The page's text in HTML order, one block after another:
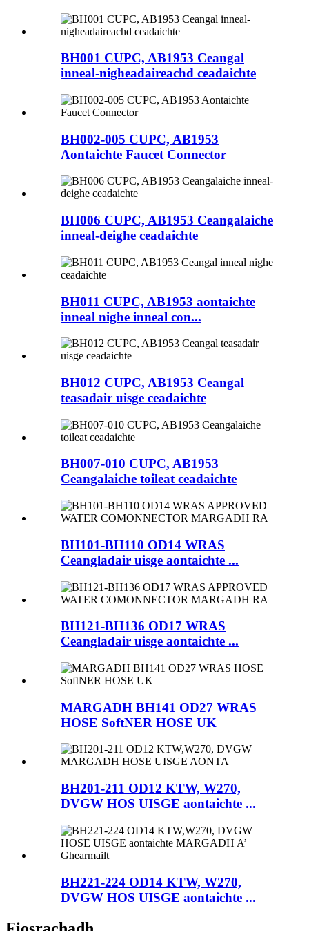
BH001 CUPC, AB1953 Ceangal
inneal-nigheadaireachd ceadaichte
BH002-005 CUPC, AB1953
Aontaichte Faucet Connector
BH006 CUPC, AB1953 Ceangalaiche
inneal-deighe ceadaichte
BH011 CUPC, AB1953 aontaichte
inneal nighe inneal con...
BH012 CUPC, AB1953 Ceangal
teasadair uisge ceadaichte
BH007-010 CUPC, AB1953
Ceangalaiche toileat ceadaichte
BH101-BH110 OD14 WRAS
Ceangladair uisge aontaichte ...
BH121-BH136 OD17 WRAS
Ceangladair uisge aontaichte ...
MARGADH BH141 OD27 WRAS
HOSE SoftNER HOSE UK
BH201-211 OD12 KTW, W270,
DVGW HOS UISGE aontaichte ...
BH221-224 OD14 KTW, W270,
DVGW HOS UISGE aontaichte ...